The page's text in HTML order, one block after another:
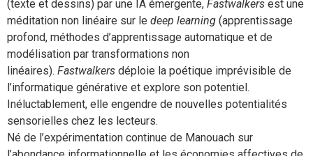
(texte et dessins) par une IA émergente, Fastwalkers est une
méditation non linéaire sur le deep learning (apprentissage
profond, méthodes d’apprentissage automatique et de
modélisation par transformations non
linéaires). Fastwalkers déploie la poétique imprévisible de
l’informatique générative et explore son potentiel.
Inéluctablement, elle engendre de nouvelles potentialités
sensorielles chez les lecteurs.
Né de l’expérimentation continue de Manouach sur